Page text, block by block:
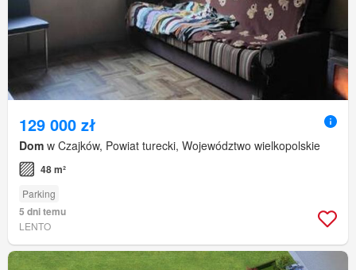
129 000 zł
Dom w Czajków, Powiat turecki, Województwo wielkopolskie
48 m²
Parking
5 dni temu
LENTO